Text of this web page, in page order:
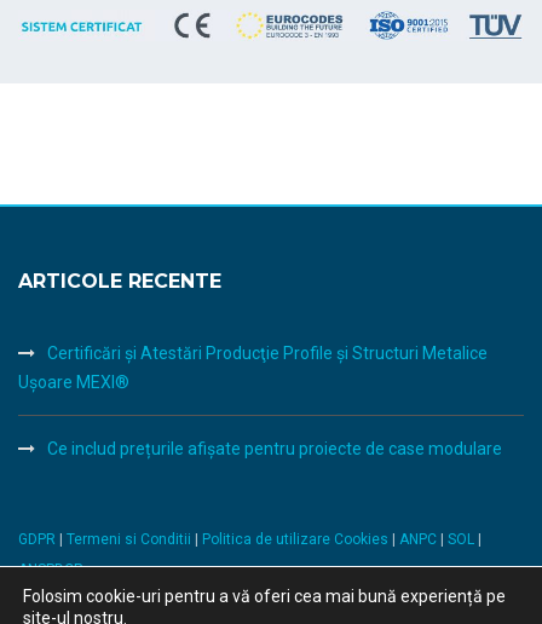
ARTICOLE RECENTE
Certificări şi Atestări Producţie Profile şi Structuri Metalice
Uşoare MEXI®
Ce includ prețurile afișate pentru proiecte de case modulare
GDPR | Termeni si Conditii | Politica de utilizare Cookies | ANPC | SOL |
ANSPDCP
Folosim cookie-uri pentru a vă oferi cea mai bună experiență pe
site-ul nostru.